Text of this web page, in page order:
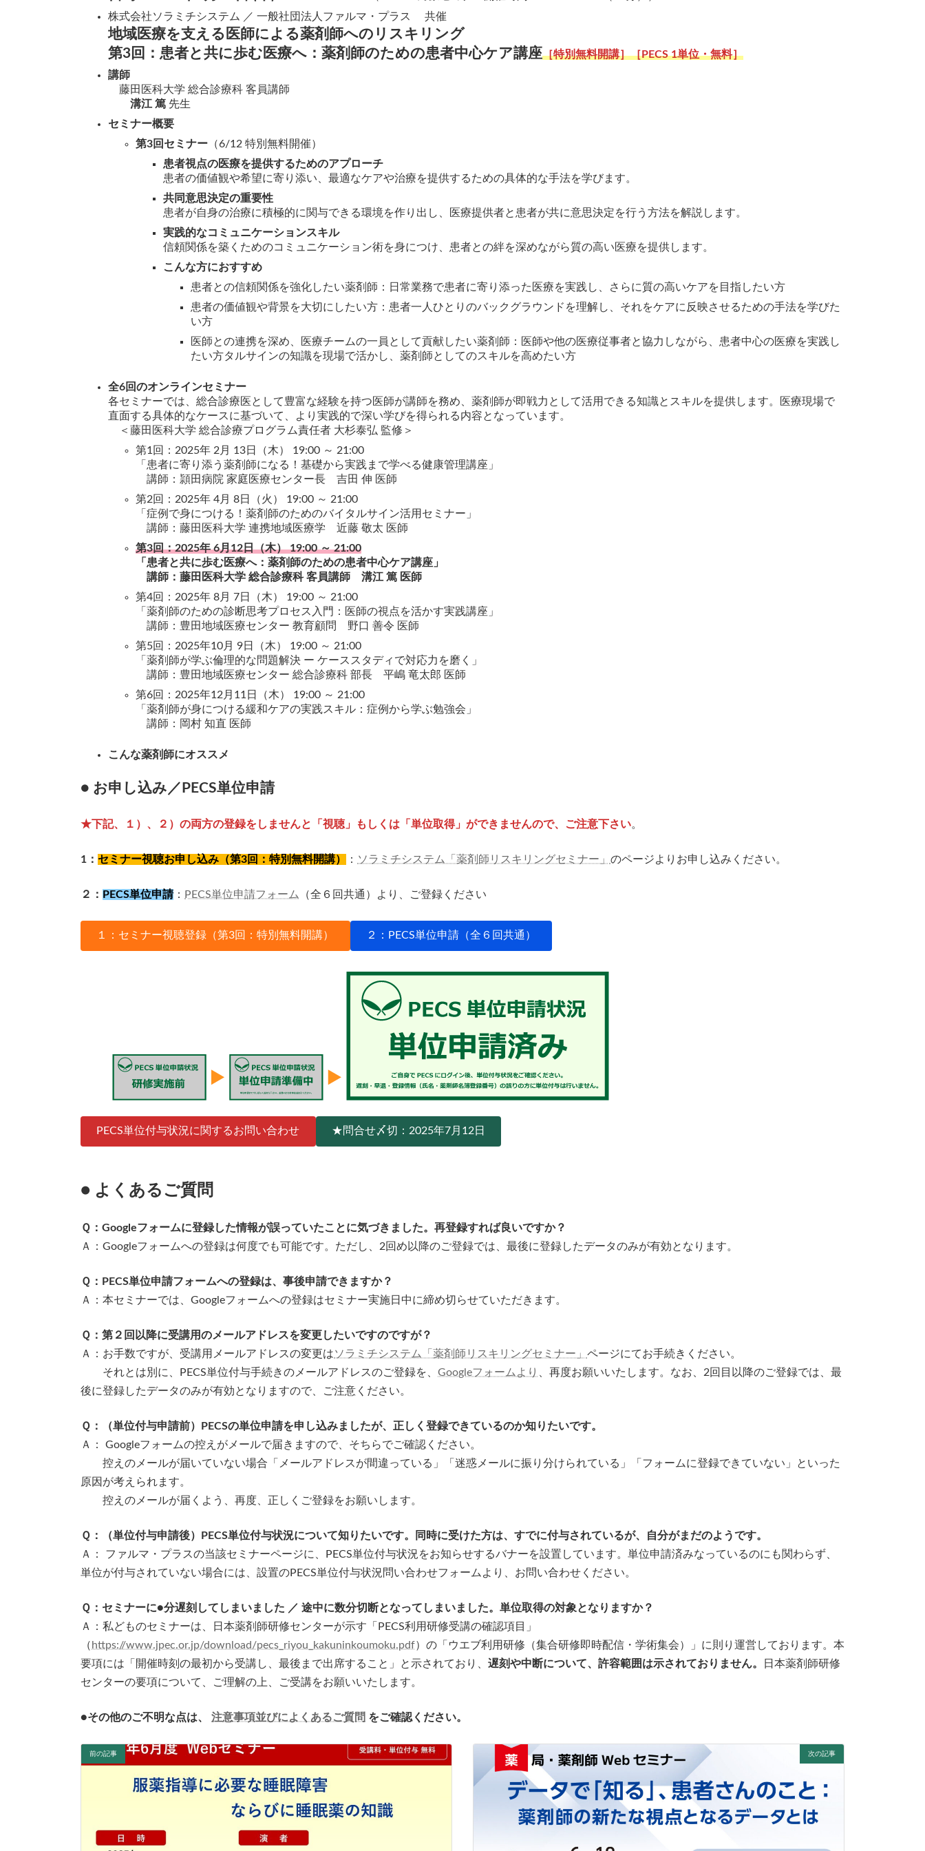
株式会社ソラミチシステム ／ 一般社団法人ファルマ・プラス 共催
地域医療を支える医師による薬剤師へのリスキリング
第3回：患者と共に歩む医療へ：薬剤師のための患者中心ケア講座［特別無料開講］［PECS 1単位・無料］
講師
藤田医科大学 総合診療科 客員講師
溝江 篤 先生
セミナー概要
第3回セミナー （6/12 特別無料開催）
患者視点の医療を提供するためのアプローチ
患者の価値観や希望に寄り添い、最適なケアや治療を提供するための具体的な手法を学びます。
共同意思決定の重要性
患者が自身の治療に積極的に関与できる環境を作り出し、医療提供者と患者が共に意思決定を行う方法を解説します。
実践的なコミュニケーションスキル
信頼関係を築くためのコミュニケーション術を身につけ、患者との絆を深めながら質の高い医療を提供します。
こんな方におすすめ
患者との信頼関係を強化したい薬剤師：日常業務で患者に寄り添った医療を実践し、さらに質の高いケアを目指したい方
患者の価値観や背景を大切にしたい方：患者一人ひとりのバックグラウンドを理解し、それをケアに反映させるための手法を学びた
い方
医師との連携を深め、医療チームの一員として貢献したい薬剤師：医師や他の医療従事者と協力しながら、患者中心の医療を実践し
たい方タルサインの知識を現場で活かし、薬剤師としてのスキルを高めたい方
全6回のオンラインセミナー
各セミナーでは、総合診療医として豊富な経験を持つ医師が講師を務め、薬剤師が即戦力として活用できる知識とスキルを提供します。医療現場で
直面する具体的なケースに基づいて、より実践的で深い学びを得られる内容となっています。
＜藤田医科大学 総合診療プログラム責任者 大杉泰弘 監修＞
第1回：2025年 2月 13日（木） 19:00 ～ 21:00
「患者に寄り添う薬剤師になる！基礎から実践まで学べる健康管理講座」
講師：頴田病院 家庭医療センター長 吉田 伸 医師
第2回：2025年 4月 8日（火） 19:00 ～ 21:00
「症例で身につける！薬剤師のためのバイタルサイン活用セミナー」
講師：藤田医科大学 連携地域医療学 近藤 敬太 医師
第3回：2025年 6月12日（木） 19:00 ～ 21:00
「患者と共に歩む医療へ：薬剤師のための患者中心ケア講座」
講師：藤田医科大学 総合診療科 客員講師 溝江 篤 医師
第4回：2025年 8月 7日（木） 19:00 ～ 21:00
「薬剤師のための診断思考プロセス入門：医師の視点を活かす実践講座」
講師：豊田地域医療センター 教育顧問 野口 善令 医師
第5回：2025年10月 9日（木） 19:00 ～ 21:00
「薬剤師が学ぶ倫理的な問題解決 ー ケーススタディで対応力を磨く」
講師：豊田地域医療センター 総合診療科 部長 平嶋 竜太郎 医師
第6回：2025年12月11日（木） 19:00 ～ 21:00
「薬剤師が身につける緩和ケアの実践スキル：症例から学ぶ勉強会」
講師：岡村 知直 医師
こんな薬剤師にオススメ
● お申し込み／PECS単位申請
★下記、１）、２）の両方の登録をしませんと「視聴」もしくは「単位取得」ができませんので、ご注意下さい。
1： セミナー視聴お申し込み（第3回：特別無料開講） ： ソラミチシステム「薬剤師リスキリングセミナー」 のページよりお申し込みください。
２： PECS単位申請： PECS単位申請フォーム （全６回共通）より、ご登録ください
１：セミナー視聴登録（第3回：特別無料開講） ２：PECS単位申請（全６回共通）
PECS単位付与状況に関するお問い合わせ ★問合せ〆切：2025年7月12日
● よくあるご質問
Ｑ：Googleフォームに登録した情報が誤っていたことに気づきました。再登録すれば良いですか？
Ａ：Googleフォームへの登録は何度でも可能です。ただし、2回め以降のご登録では、最後に登録したデータのみが有効となります。
Ｑ：PECS単位申請フォームへの登録は、事後申請できますか？
Ａ：本セミナーでは、Googleフォームへの登録はセミナー実施日中に締め切らせていただきます。
Ｑ：第２回以降に受講用のメールアドレスを変更したいですのですが？
Ａ：お手数ですが、受講用メールアドレスの変更はソラミチシステム「薬剤師リスキリングセミナー」 ページにてお手続きください。
それとは別に、PECS単位付与手続きのメールアドレスのご登録を、 Googleフォームより
、再度お願いいたします。なお、2回目以降のご登録では、最
後に登録したデータのみが有効となりますので、ご注意ください。
Ｑ：（単位付与申請前）PECSの単位申請を申し込みましたが、正しく登録できているのか知りたいです。
Ａ： Googleフォームの控えがメールで届きますので、そちらでご確認ください。
控えのメールが届いていない場合「メールアドレスが間違っている」「迷惑メールに振り分けられている」「フォームに登録できていない」といった
原因が考えられます。
控えのメールが届くよう、再度、正しくご登録をお願いします。
Ｑ：（単位付与申請後）PECS単位付与状況について知りたいです。同時に受けた方は、すでに付与されているが、自分がまだのようです。
Ａ： ファルマ・プラスの当該セミナーページに、PECS単位付与状況をお知らせするバナーを設置しています。単位申請済みなっているのにも関わらず、
単位が付与されていない場合には、設置のPECS単位付与状況問い合わせフォームより、お問い合わせください。
Ｑ：セミナーに●分遅刻してしまいました ／ 途中に数分切断となってしまいました。単位取得の対象となりますか？
Ａ：私どものセミナーは、日本薬剤師研修センターが示す「PECS利用研修受講の確認項目」
（ https://www.jpec.or.jp/download/pecs_riyou_kakuninkoumoku.pdf）の「ウエブ利用研修（集合研修即時配信・学術集会）」に則り運営しております。本
要項には「開催時刻の最初から受講し、最後まで出席すること」と示されており、 遅刻や中断について、許容範囲は示されておりません。
日本薬剤師研修
センターの要項について、ご理解の上、ご受講をお願いいたします。
●その他のご不明な点は、 注意事項並びによくあるご質問 をご確認ください。
前の記事 次の記事